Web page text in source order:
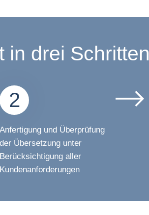
in drei Schritten
2
Anfertigung und Überprüfung
der Übersetzung unter
Berücksichtigung aller
Kundenanforderungen